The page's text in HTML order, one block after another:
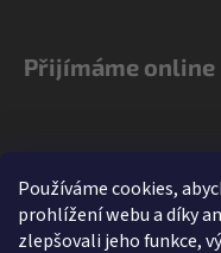
Používáme cookies,
prohlížení webu a díky
zlepšovali jeho funkce,
Přijímáme